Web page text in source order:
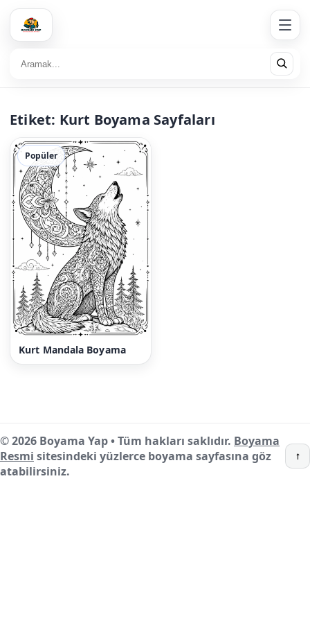
Etiket: Kurt Boyama Sayfaları
Popüler
Kurt Mandala Boyama
© 2026 Boyama Yap • Tüm hakları saklıdır. Boyama
Resmi sitesindeki yüzlerce boyama sayfasına göz
atabilirsiniz.
↑